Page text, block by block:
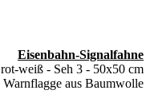
Eisenbahn-Signalfahne
rot-weiß - Seh 3 - 50x50 cm
Warnflagge aus Baumwolle